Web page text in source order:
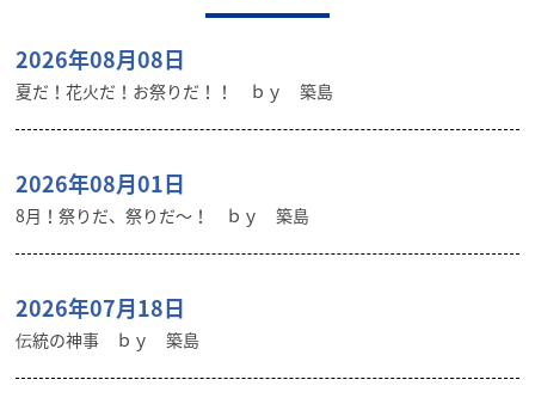
2026年08月08日
夏だ！花火だ！お祭りだ！！ ｂｙ 築島
2026年08月01日
8月！祭りだ、祭りだ～！ ｂｙ 築島
2026年07月18日
伝統の神事 ｂｙ 築島